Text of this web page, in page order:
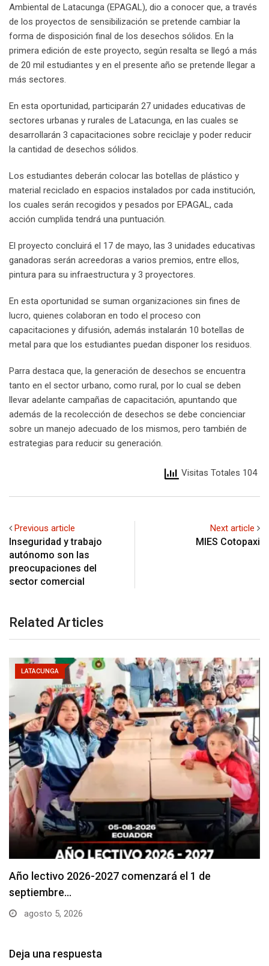
Ambiental de Latacunga (EPAGAL), dio a conocer que, a través
de los proyectos de sensibilización se pretende cambiar la
forma de disposición final de los desechos sólidos. En la
primera edición de este proyecto, según resalta se llegó a más
de 20 mil estudiantes y en el presente año se pretende llegar a
más sectores.
En esta oportunidad, participarán 27 unidades educativas de
sectores urbanas y rurales de Latacunga, en las cuales se
desarrollarán 3 capacitaciones sobre reciclaje y poder reducir
la cantidad de desechos sólidos.
Los estudiantes deberán colocar las botellas de plástico y
material reciclado en espacios instalados por cada institución,
los cuales serán recogidos y pesados por EPAGAL, cada
acción cumplida tendrá una puntuación.
El proyecto concluirá el 17 de mayo, las 3 unidades educativas
ganadoras serán acreedoras a varios premios, entre ellos,
pintura para su infraestructura y 3 proyectores.
En esta oportunidad se suman organizaciones sin fines de
lucro, quienes colaboran en todo el proceso con
capacitaciones y difusión, además instalarán 10 botellas de
metal para que los estudiantes puedan disponer los residuos.
Parra destaca que, la generación de desechos se encuentra
tanto en el sector urbano, como rural, por lo cual se deben
llevar adelante campañas de capacitación, apuntando que
además de la recolección de desechos se debe concienciar
sobre un manejo adecuado de los mismos, pero también de
estrategias para reducir su generación.
Visitas Totales 104
Previous article
Inseguridad y trabajo
autónomo son las
preocupaciones del
sector comercial
Next article
MIES Cotopaxi
Related Articles
LATACUNGA
Se suspenderá servicio de agua potable en varios…
agosto 5, 2026
Deja una respuesta